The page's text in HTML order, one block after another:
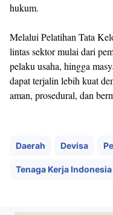
hukum.
Melalui Pelatihan Tata
lintas sektor mulai dari
pelaku usaha, hingga
dapat terjalin lebih kuat
aman, prosedural, dan
Daerah Devisa
Tenaga Kerja Indonesia